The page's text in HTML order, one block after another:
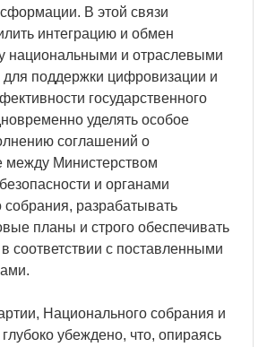
В этой связи
интеграцию и обмен
национальными и отраслевыми
поддержки цифровизации и
государственного
уделять особое
соглашений о
между Министерством
и органами
собрания, разрабатывать
планы и строго обеспечивать
соответствии с поставленными
Национального собрания и
убеждено, что, опираясь